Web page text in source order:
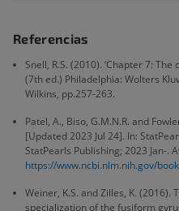
Referencias
Snell, R.S. (2010). ‘Chapter 7: The
(7th ed.) Philadelphia: Wolters
Wilkins, pp.257-263.
Patel, A., Biso, G.M.N.R. and
[Updated 2023 Jul 24]. In:
StatPearls Publishing; 2023 Jan-.
https://www.ncbi.nlm.nih.gov/
Weiner, K.S. and Zilles, K.
specialization of the fusiform